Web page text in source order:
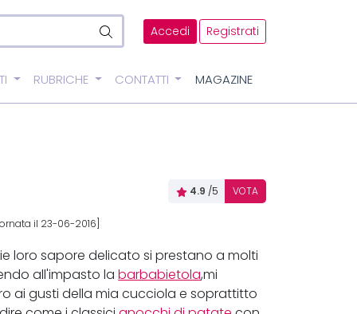
Accedi Registrati
RUBRICHE CONTATTI MAGAZINE
4.9 /5 VOTA
il 23-06-2016]
loro sapore delicato si prestano a molti
all'impasto la barbabietola,mi
ai gusti della mia cucciola e soprattitto